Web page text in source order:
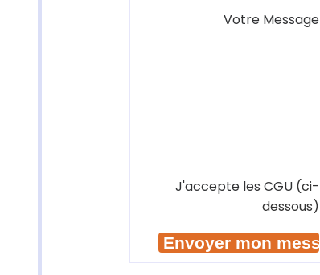
Votre Message
J'accepte les CGU (ci-
dessous)